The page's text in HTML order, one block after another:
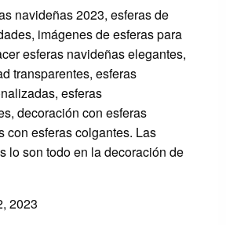
navideñas 2023, esferas de
imágenes de esferas para
esferas navideñas elegantes,
transparentes, esferas
esferas
decoración con esferas
con esferas colgantes. Las
lo son todo en la decoración de
2023